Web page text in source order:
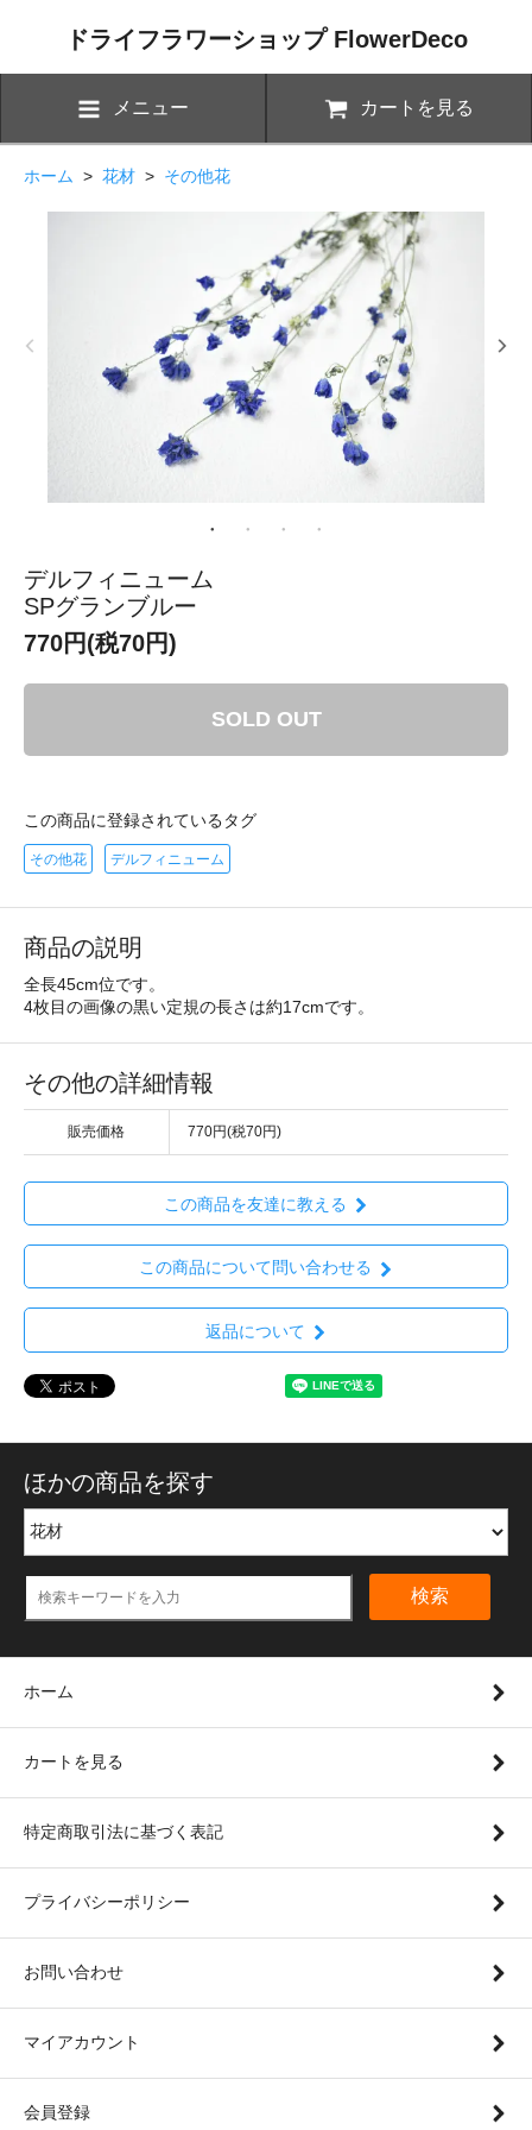
ドライフラワーショップ FlowerDeco
メニュー カートを見る
ホーム > 花材 > その他花
デルフィニューム
SPグランブルー
770円(税70円)
SOLD OUT
この商品に登録されているタグ
その他花 デルフィニューム
商品の説明
全長45cm位です。
4枚目の画像の黒い定規の長さは約17cmです。
その他の詳細情報
販売価格 770円(税70円)
この商品を友達に教える
この商品について問い合わせる
返品について
ほかの商品を探す
検索
ホーム
カートを見る
特定商取引法に基づく表記
プライバシーポリシー
お問い合わせ
マイアカウント
会員登録